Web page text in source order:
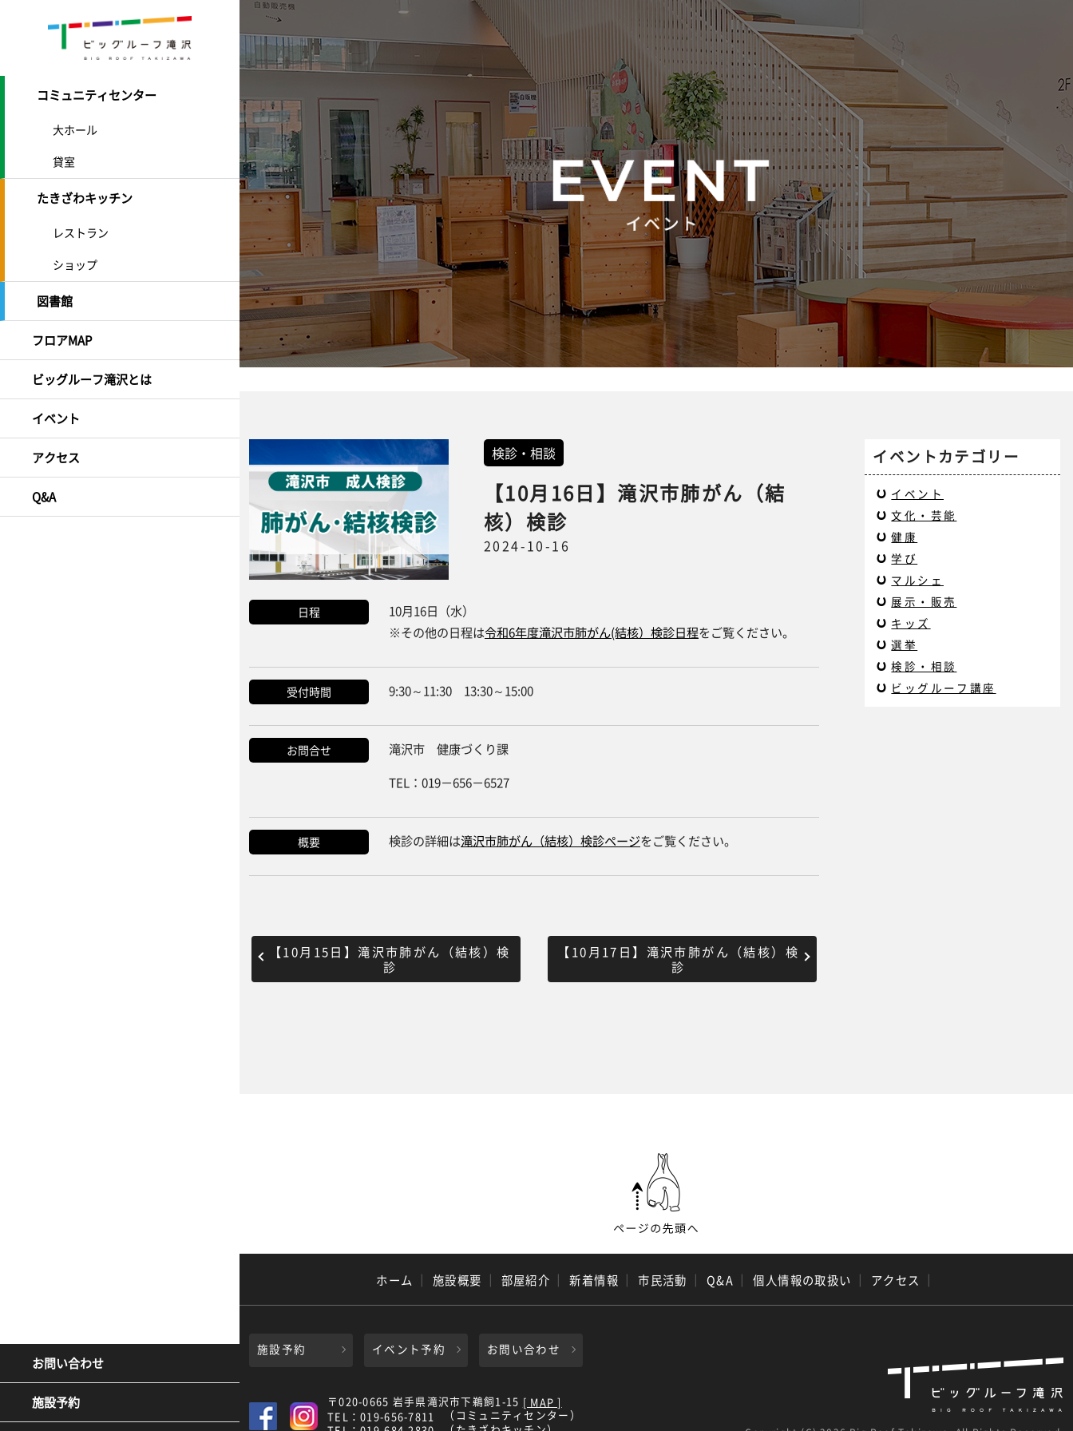
コミュニティセンター
大ホール
貸室
たきざわキッチン
レストラン
ショップ
図書館
フロアMAP
ビッグルーフ滝沢とは
イベント
アクセス
Q&A
お問い合わせ
施設予約
検診・相談
【10月16日】滝沢市肺がん（結
核）検診
2024-10-16
日程
10月16日（水）
※その他の日程は令和6年度滝沢市肺がん(結核）検診日程をご覧ください。
受付時間 9:30～11:30 13:30～15:00
お問合せ
滝沢市 健康づくり課
TEL：019－656－6527
概要 検診の詳細は滝沢市肺がん（結核）検診ページをご覧ください。
【10月15日】滝沢市肺がん（結核）検
診
【10月17日】滝沢市肺がん（結核）検
診
イベントカテゴリー
イベント
文化・芸能
健康
学び
マルシェ
展示・販売
キッズ
選挙
検診・相談
ビッグルーフ講座
ホーム ｜ 施設概要 ｜ 部屋紹介 ｜ 新着情報 ｜ 市民活動 ｜ Q&A ｜ 個人情報の取扱い ｜ アクセス ｜
施設予約 イベント予約 お問い合わせ
〒020-0665 岩手県滝沢市下鵜飼1-15 [ MAP ]
TEL：019-656-7811
（コミュニティセンター）